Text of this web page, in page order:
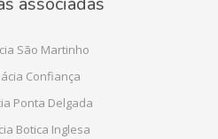
São Martinho
Confiança
Ponta Delgada
Botica Inglesa